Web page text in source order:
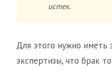
истек.
Для этого нужно иметь
экспертизы, что брак